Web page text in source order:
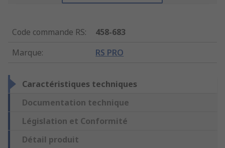
Code commande RS:
458-683
Marque: RS PRO
Caractéristiques techniques
Documentation technique
Législation et Conformité
Détail produit